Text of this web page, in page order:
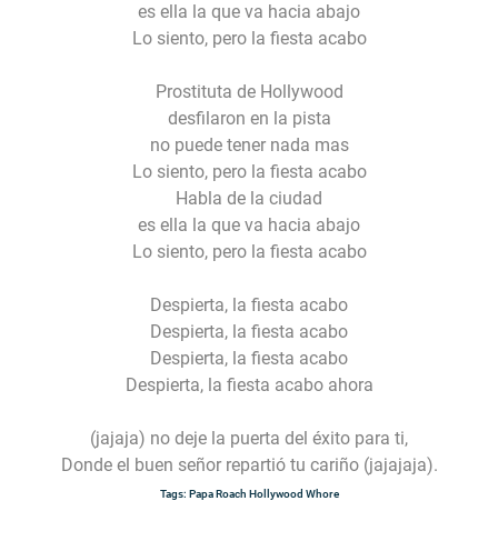
es ella la que va hacia abajo
Lo siento, pero la fiesta acabo
Prostituta de Hollywood
desfilaron en la pista
no puede tener nada mas
Lo siento, pero la fiesta acabo
Habla de la ciudad
es ella la que va hacia abajo
Lo siento, pero la fiesta acabo
Despierta, la fiesta acabo
Despierta, la fiesta acabo
Despierta, la fiesta acabo
Despierta, la fiesta acabo ahora
(jajaja) no deje la puerta del éxito para ti,
Donde el buen señor repartió tu cariño (jajajaja).
Tags: Papa Roach Hollywood Whore